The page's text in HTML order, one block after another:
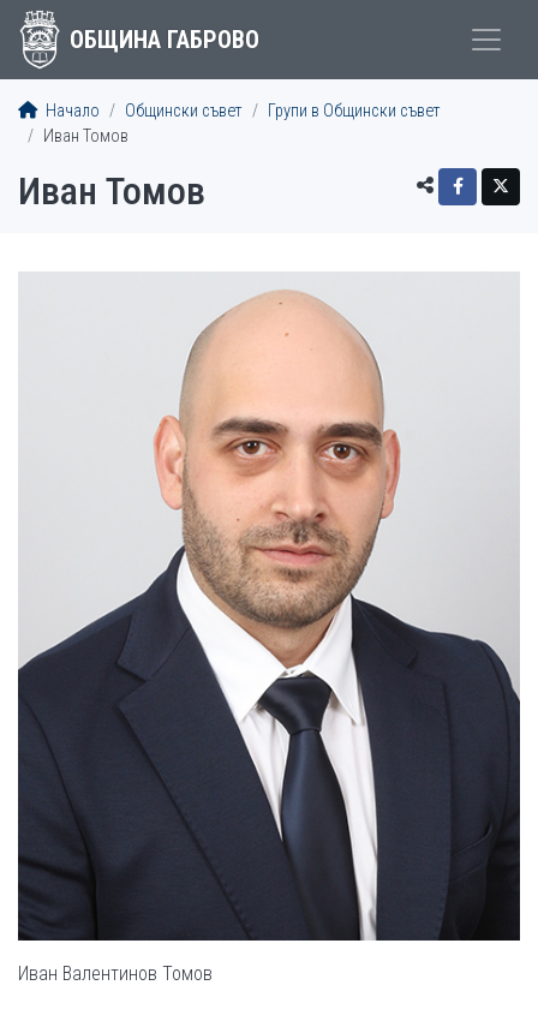
ОБЩИНА ГАБРОВО
Начало Общински съвет
Групи в Общински съвет
Иван Томов
Иван Томов
Иван Валентинов Томов